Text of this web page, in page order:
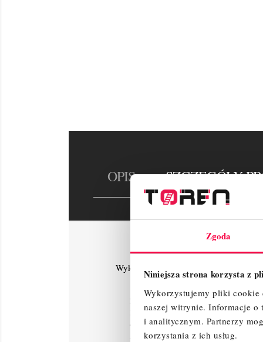
Zgoda
Niniejsza strona korzysta z
Wykorzystujemy pliki cookie
naszej witrynie. Informacje o
i analitycznym. Partnerzy
korzystania z ich usług.
OPIS SZCZEGÓŁY
Wykaz elementów :
Rama przegubowa – 1 szt.
Rama 2m 7-szczeblowa – 2 szt.
Rama poręczowa – 2 szt.
Podest z klapą – 2 szt.
Podest bez klapy - 0 szt.